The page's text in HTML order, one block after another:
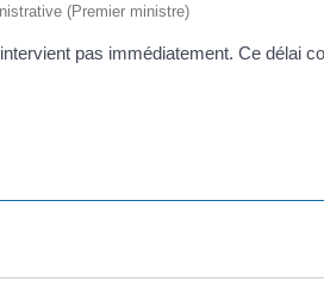
(Premier ministre)
pas immédiatement. Ce délai